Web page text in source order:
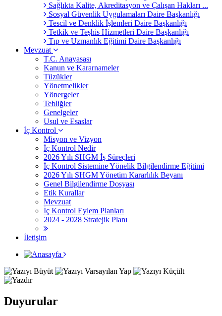
Sağlıkta Kalite, Akreditasyon ve Çalışan Hakları ...
Sosyal Güvenlik Uygulamaları Daire Başkanlığı
Tescil ve Denklik İşlemleri Daire Başkanlığı
Tetkik ve Teşhis Hizmetleri Daire Başkanlığı
Tıp ve Uzmanlık Eğitimi Daire Başkanlığı
Mevzuat
T.C. Anayasası
Kanun ve Kararnameler
Tüzükler
Yönetmelikler
Yönergeler
Tebliğler
Genelgeler
Usul ve Esaslar
İç Kontrol
Misyon ve Vizyon
İç Kontrol Nedir
2026 Yılı SHGM İş Süreçleri
İç Kontrol Sistemine Yönelik Bilgilendirme Eğitimi
2026 Yılı SHGM Yönetim Kararlılık Beyanı
Genel Bilgilendirme Dosyası
Etik Kurallar
Mevzuat
İç Kontrol Eylem Planları
2024 - 2028 Stratejik Planı
İletişim
Duyurular